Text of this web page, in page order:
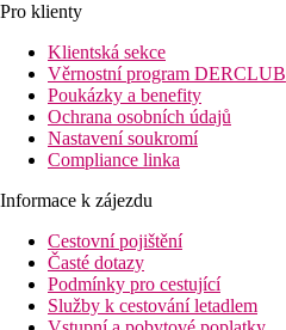
Pro klienty
Klientská sekce
Věrnostní program DERCLUB
Poukázky a benefity
Ochrana osobních údajů
Nastavení soukromí
Compliance linka
Informace k zájezdu
Cestovní pojištění
Časté dotazy
Podmínky pro cestující
Služby k cestování letadlem